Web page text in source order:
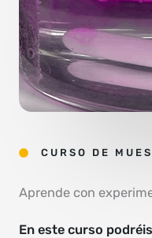
CURSO DE
Aprende con
En este curso